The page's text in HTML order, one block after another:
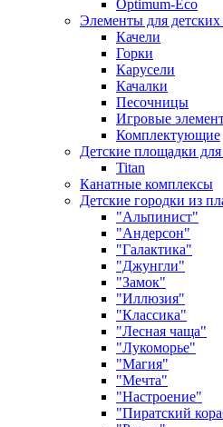
Оptimum-Еco
Элементы для
Качели
Горки
Карусели
Качалки
Песочницы
Игровые
Комплектующие
Детские площадки
Titan
Канатные комплексы
Детские городки из
"Альпинист"
"Андерсон"
"Галактика"
"Джунгли"
"Замок"
"Иллюзия"
"Классика"
"Лесная чаща"
"Лукоморье"
"Магия"
"Мечта"
"Настроение"
"Пиратский